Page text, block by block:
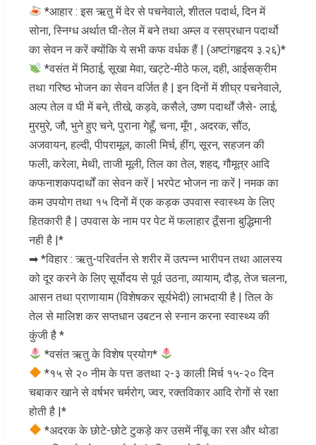
*आहार : इस ऋतु में देर से पचनेवाले, शीतल पदार्थ, दिन में
सोना, स्निग्ध अर्थात घी-तेल में बने तथा अम्ल व रसप्रधान पदार्थो
का सेवन न करें क्योंकि ये सभी कफ वर्धक हैं | (अष्टांगहृदय ३.२६)*
*वसंत में मिठाई, सूखा मेवा, खट्टे-मीठे फल, दही, आईसक्रीम
तथा गरिष्ठ भोजन का सेवन वर्जित है | इन दिनों में शीघ्र पचनेवाले,
अल्प तेल व घी में बने, तीखे, कड़वे, कसैले, उष्ण पदार्थों जैसे- लाई,
मुरमुरे, जौ, भुने हुए चने, पुराना गेहूँ, चना, मूँग , अदरक, सौंठ,
अजवायन, हल्दी, पीपरामूल, काली मिर्च, हींग, सूरन, सहजन की
फली, करेला, मेथी, ताजी मूली, तिल का तेल, शहद, गौमूत्र आदि
कफनाशकपदार्थों का सेवन करें | भरपेट भोजन ना करें | नमक का
कम उपयोग तथा १५ दिनों में एक कड़क उपवास स्वास्थ्य के लिए
हितकारी है | उपवास के नाम पर पेट में फलाहार ठूँसना बुद्धिमानी
नही है |*
➡ *विहार : ऋतु-परिवर्तन से शरीर में उत्पन्न भारीपन तथा आलस्य
को दूर करने के लिए सूर्योदय से पूर्व उठना, व्यायाम, दौड़, तेज चलना,
आसन तथा प्राणायाम (विशेषकर सूर्यभेदी) लाभदायी है | तिल के
तेल से मालिश कर सप्तधान उबटन से स्नान करना स्वास्थ्य की
कुंजी है *
*वसंत ऋतु के विशेष प्रयोग*
*१५ से २० नीम के पत्त ङतथा २-३ काली मिर्च १५-२० दिन
चबाकर खाने से वर्षभर चर्मरोग, ज्वर, रक्तविकार आदि रोगों से रक्षा
होती है |*
*अदरक के छोटे-छोटे टुकड़े कर उसमें नींबू का रस और थोडा